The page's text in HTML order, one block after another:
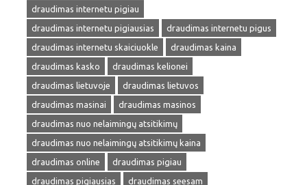
draudimas internetu pigiau
draudimas internetu pigiausias
draudimas internetu pigus
draudimas internetu skaiciuokle
draudimas kaina
draudimas kasko
draudimas kelionei
draudimas lietuvoje
draudimas lietuvos
draudimas masinai
draudimas masinos
draudimas nuo nelaimingų atsitikimų
draudimas nuo nelaimingų atsitikimų kaina
draudimas online
draudimas pigiau
draudimas pigiausias
draudimas seesam